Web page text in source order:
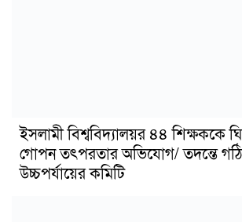
ইসলামী বিশ্ববিদ্যালয়র ৪৪ শিক্ষককে
গোপন তৎপরতার অভিযোগ/ তদন্তে
উচ্চপর্যায়ের কমিটি